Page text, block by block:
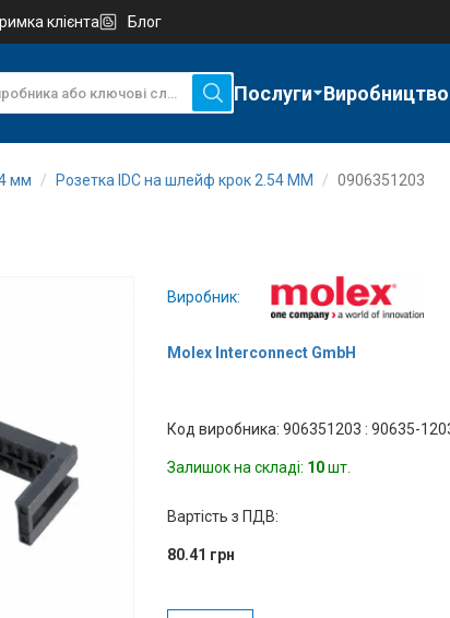
клієнта Блог
Послуги Виробництво
мм Розетка IDC на шлейф крок 2.54 ММ 0906351203
Виробник:
Molex Interconnect GmbH
Код виробника: 906351203 : 90635-
Залишок на складі: 10шт.
Вартість з ПДВ:
80.41 грн